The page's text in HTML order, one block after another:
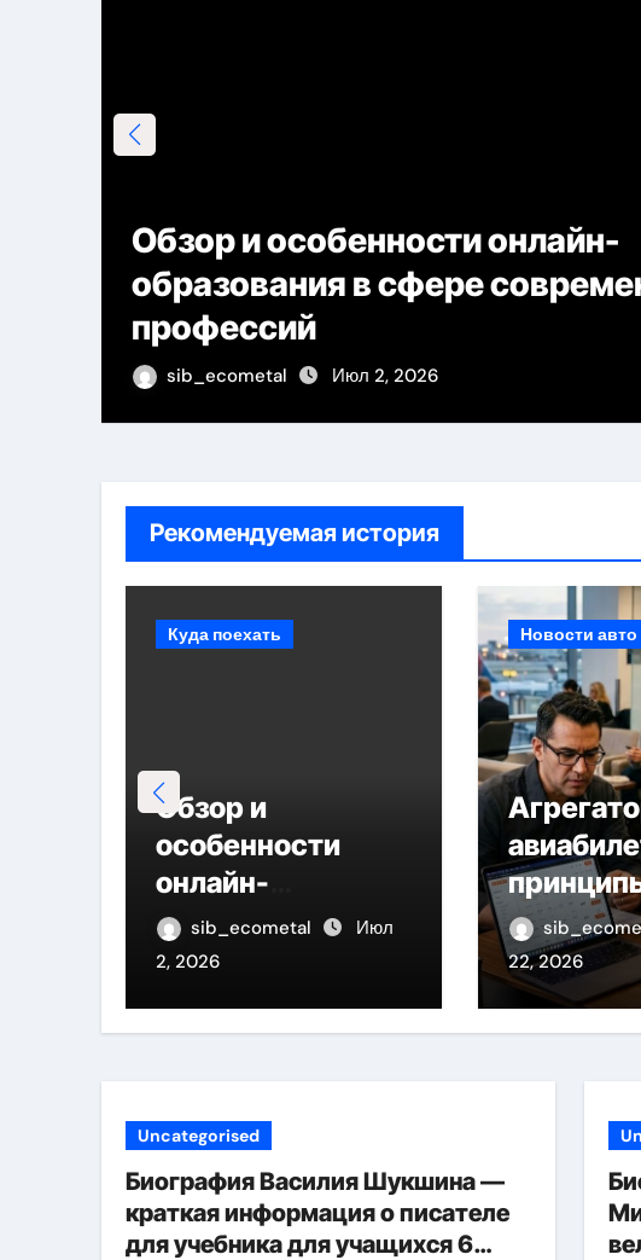
Обзор и особенности онлайн-
образования в сфере
профессий
sib_ecometal Июл 2, 2026
Рекомендуемая история
Куда поехать
Обзор и
особенности
онлайн-
образования в
сфере
профессий
sib_ecometal
Июл
2, 2026
Новости авто
работы и
критерии
сравнения
22, 2026
Uncategorised
Биография Василия Шукшина —
краткая информация о писателе
для учебника для учащихся 6